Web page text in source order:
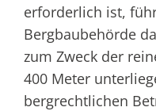
erforderlich ist,
Bergbaubehörde
zum Zweck der
400 Meter
bergrechtlichen